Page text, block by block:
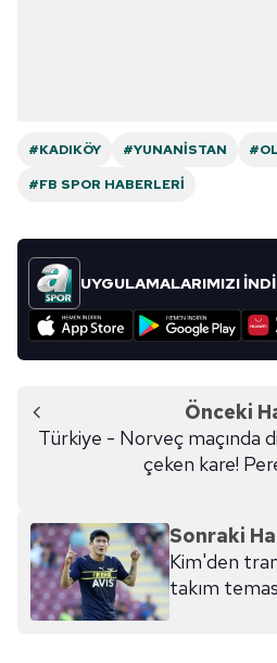
#KADIKÖY #YUNANISTAN
#FB SPOR HABERLERI
UYGULAMALARIMIZI
Önceki
Türkiye - Norveç maçında
çeken kare!
Sonraki
Kim'den
takım